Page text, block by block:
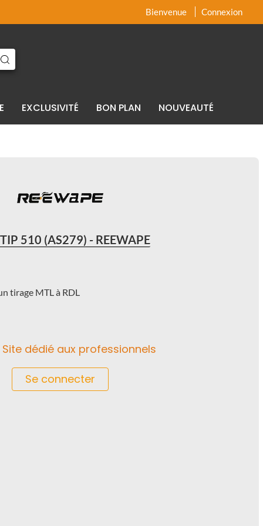
Bienvenue Connexion
EXCLUSIVITÉ BON PLAN NOUVEAUTÉ
510 (AS279) - REEWAPE
tirage MTL à RDL
Site dédié aux professionnels
Se connecter
xx